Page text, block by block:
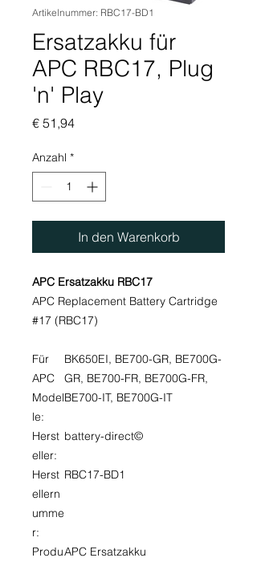
Artikelnummer: RBC17-BD1
Ersatzakku für
APC RBC17, Plug
'n' Play
€ 51,94Preis
Anzahl *
In den Warenkorb
APC Ersatzakku RBC17
APC Replacement Battery Cartridge
#17 (RBC17)
Für
APC
Model
le:
BK650EI, BE700-GR, BE700G-
GR, BE700-FR, BE700G-FR,
BE700-IT, BE700G-IT
Herst
eller:
battery-direct©
Herst
ellern
umme
r:
RBC17-BD1
ProduAPC Ersatzakku